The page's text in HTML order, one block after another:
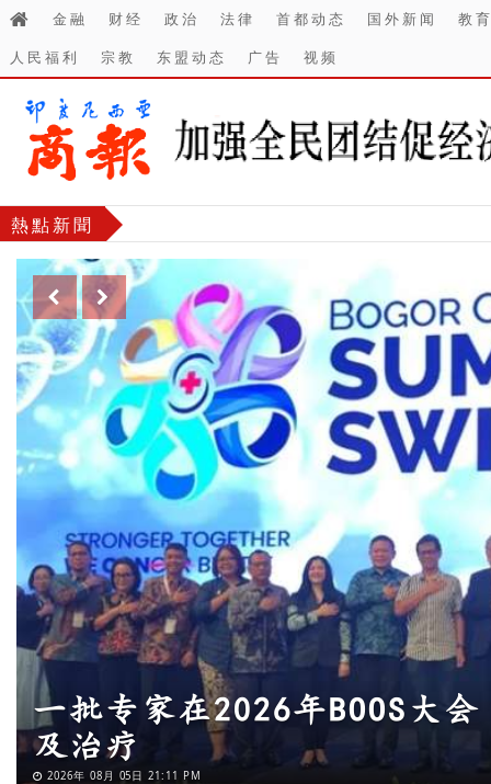
金融 财经 政治 法律 首都动态 国外新闻
教
人民福利
宗教 东盟动态 广告 视频
熱點新聞
印尼卫生部举办莱梅纳会议
转型
2026年 07月 27日 15:25 PM